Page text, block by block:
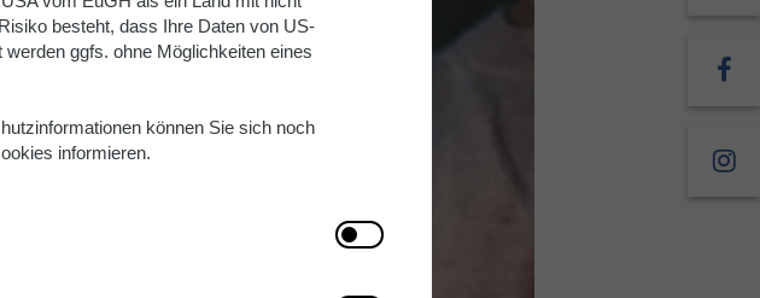
besteht, dass Ihre Daten von US-
ggfs. ohne Möglichkeiten eines
können Sie sich noch
informieren.